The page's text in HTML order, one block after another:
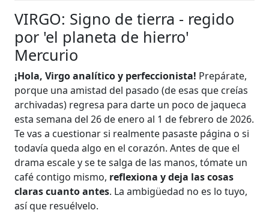
VIRGO: Signo de tierra - regido
por 'el planeta de hierro'
Mercurio
¡Hola, Virgo analítico y perfeccionista! Prepárate,
porque una amistad del pasado (de esas que creías
archivadas) regresa para darte un poco de jaqueca
esta semana del 26 de enero al 1 de febrero de 2026.
Te vas a cuestionar si realmente pasaste página o si
todavía queda algo en el corazón. Antes de que el
drama escale y se te salga de las manos, tómate un
café contigo mismo, reflexiona y deja las cosas
claras cuanto antes. La ambigüedad no es lo tuyo,
así que resuélvelo.